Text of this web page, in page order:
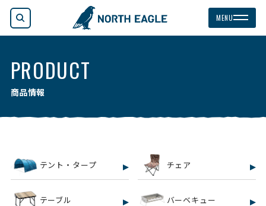
MENU検索
PRODUCT
商品情報
テント・タープ チェア
テーブル バーベキュー